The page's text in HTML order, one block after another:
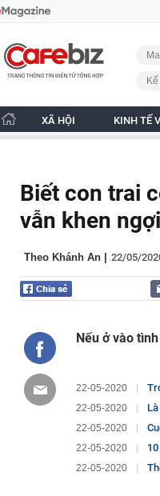
CafeBiz - Trang chủ
XÃ HỘI KINH TẾ
Biết con trai
vẫn khen
Theo Khánh An 22/05/
Nếu ở vào
22-05-2020
22-05-2020 Là
22-05-2020
22-05-2020
22-05-2020